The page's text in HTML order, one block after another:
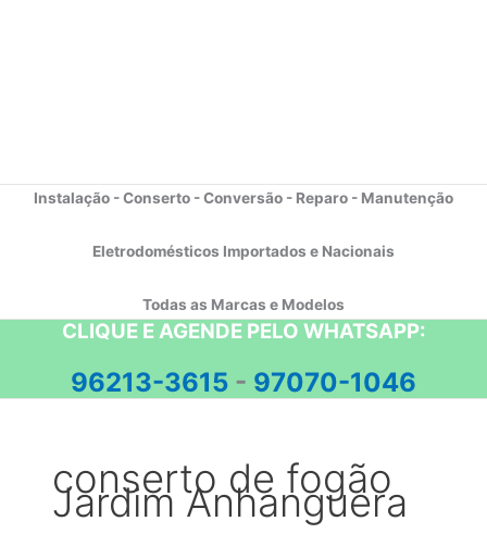
Instalação - Conserto - Conversão - Reparo - Manutenção
Eletrodomésticos Importados e Nacionais
Todas as Marcas e Modelos
CLIQUE E AGENDE PELO WHATSAPP:
96213-3615 - 97070-1046
conserto de fogão
Jardim Anhanguera